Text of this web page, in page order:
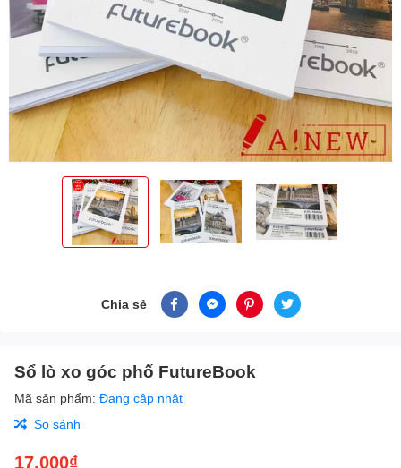
Chia sẻ
Sổ lò xo góc phố FutureBook
Mã sản phẩm: Đang cập nhật
So sánh
17.000₫